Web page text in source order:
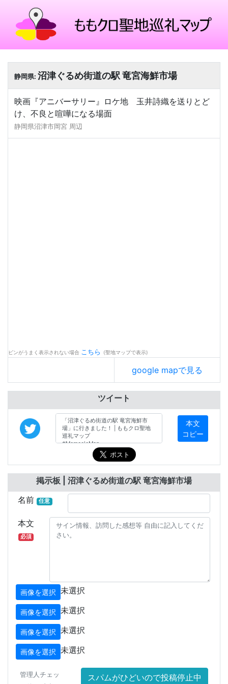
静岡県: 沼津ぐるめ街道の駅 竜宮海鮮市場
映画『アニバーサリー』ロケ地 玉井詩織を送りとど
け、不良と喧嘩になる場面
静岡県沼津市岡宮 周辺
ピンがうまく表示されない場合 こちら (聖地マップで表示)
google mapで見る
ツイート
本文
コピー
掲示板 | 沼津ぐるめ街道の駅 竜宮海鮮市場
名前
任意
本文
必須
画像を選択 未選択
画像を選択 未選択
画像を選択 未選択
画像を選択 未選択
管理人チェッ
スパムがひどいので投稿停止中